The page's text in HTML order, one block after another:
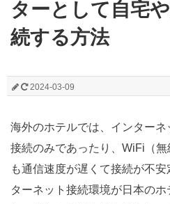
ターとして自宅
続する方法
2024-03-09
海外のホテルでは、インター
接続のみであったり、WiFi（
も通信速度が遅くて接続が不
ターネット接続環境が日本の